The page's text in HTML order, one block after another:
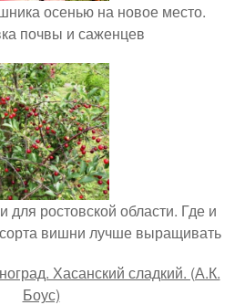
осенью на новое место.
почвы и саженцев
ростовской области. Где и
вишни лучше выращивать